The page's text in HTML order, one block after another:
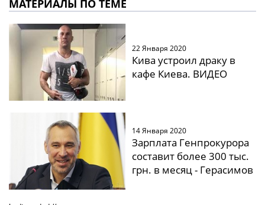
МАТЕРИАЛЫ ПО ТЕМЕ
22 Января 2020
Кива устроил драку в
кафе Киева. ВИДЕО
14 Января 2020
Зарплата Генпрокурора
составит более 300 тыс.
грн. в месяц - Герасимов